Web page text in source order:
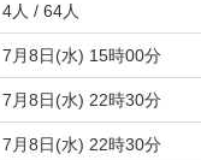
4人 / 64人
7月8日(水) 15時00分
7月8日(水) 22時30分
7月8日(水) 22時30分